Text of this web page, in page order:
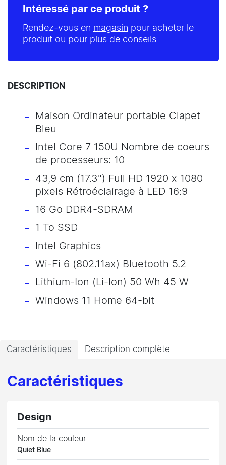
Intéressé par ce produit ?
Rendez-vous en magasin pour acheter le
produit ou pour plus de conseils
DESCRIPTION
Maison Ordinateur portable Clapet
Bleu
Intel Core 7 150U Nombre de coeurs
de processeurs: 10
43,9 cm (17.3") Full HD 1920 x 1080
pixels Rétroéclairage à LED 16:9
16 Go DDR4-SDRAM
1 To SSD
Intel Graphics
Wi-Fi 6 (802.11ax) Bluetooth 5.2
Lithium-Ion (Li-Ion) 50 Wh 45 W
Windows 11 Home 64-bit
Caractéristiques Description complète
Caractéristiques
Design
Nom de la couleur
Quiet Blue